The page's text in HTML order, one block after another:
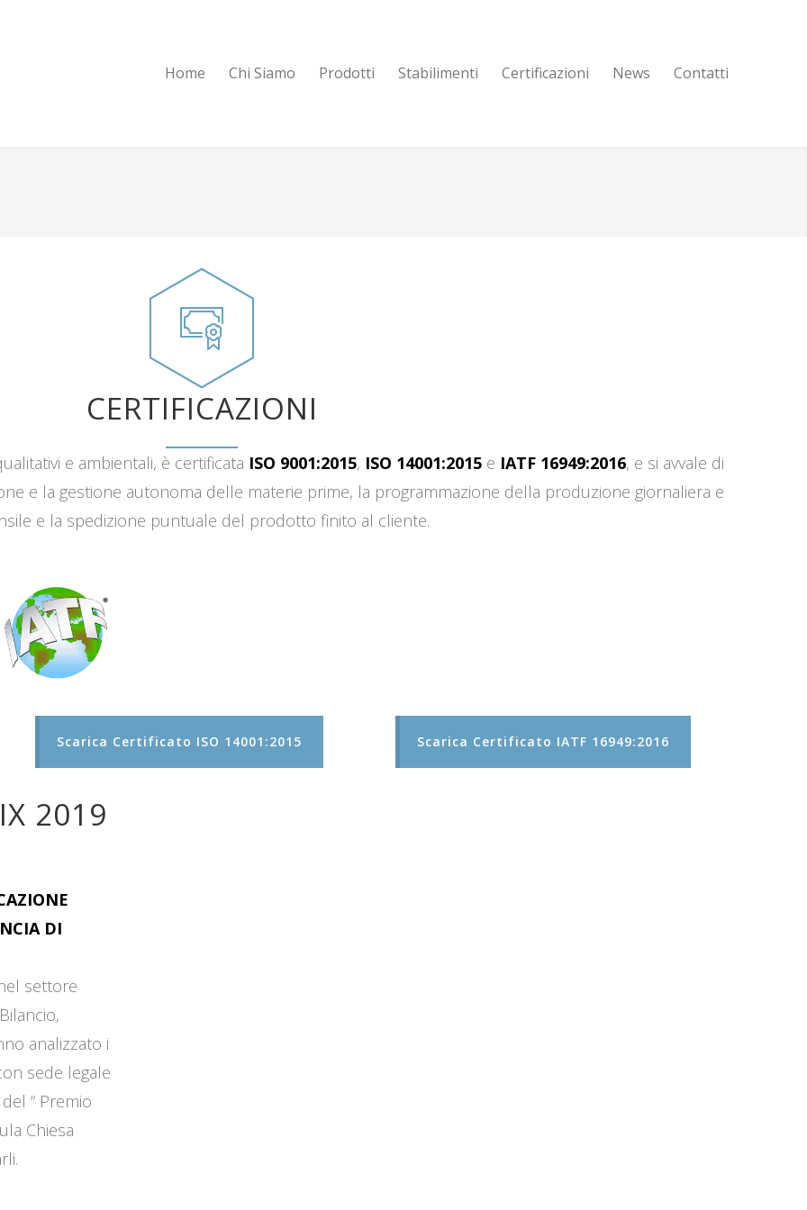
Home Chi Siamo Prodotti Stabilimenti Certificazioni News Contatti
CERTIFICAZIONI
e ambientali, è certificata ISO 9001:2015, ISO 14001:2015 e IATF 16949:2016, e si avvale di
e la gestione autonoma delle materie prime, la programmazione della produzione giornaliera e
e la spedizione puntuale del prodotto finito al cliente.
Scarica Certificato ISO 14001:2015 Scarica Certificato IATF 16949:2016
2019
DI
settore
analizzato i
sede legale
“ Premio
Chiesa